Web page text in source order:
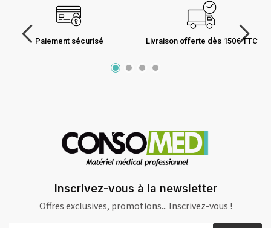
Paiement sécurisé Livraison offerte dès 150€ TTC
Inscrivez-vous à la newsletter
Offres exclusives, promotions... Inscrivez-vous !